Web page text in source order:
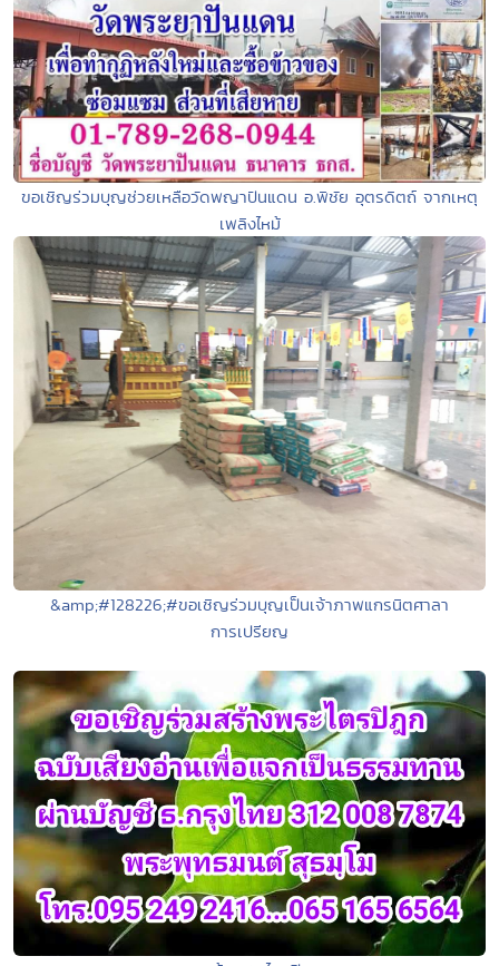
ขอเชิญร่วมบุญช่วยเหลือวัดพญาปันแดน อ.พิชัย อุตรดิตถ์ จากเหตุ
เพลิงไหม้
&amp;#128226;#ขอเชิญร่วมบุญเป็นเจ้าภาพแกรนิตศาลา
การเปรียญ